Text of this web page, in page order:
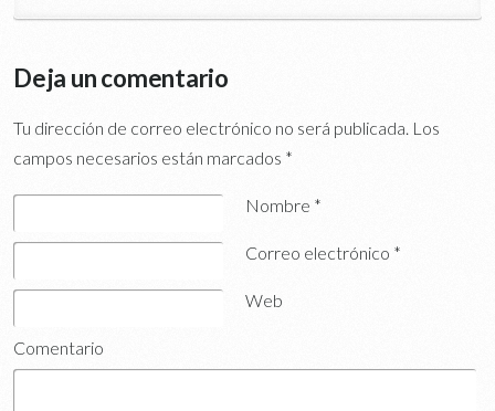
Deja un comentario
Tu dirección de correo electrónico no será publicada. Los
campos necesarios están marcados *
Nombre *
Correo electrónico *
Web
Comentario